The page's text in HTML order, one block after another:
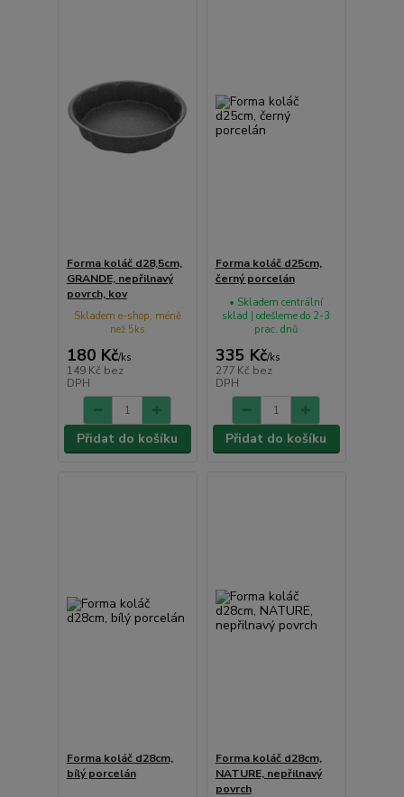
Forma koláč d28,5cm,
GRANDE, nepřilnavý
povrch, kov
180 Kč/ks
149 Kč bez
DPH
Skladem e-shop, méně
než 5ks
Přidat do košíku
Forma koláč d25cm,
černý porcelán
335 Kč/ks
277 Kč bez
DPH
• Skladem centrální
sklad | odešleme do 2-3
prac. dnů
Přidat do košíku
Forma koláč d28cm,
bílý porcelán
Forma koláč d28cm,
NATURE, nepřilnavý
povrch